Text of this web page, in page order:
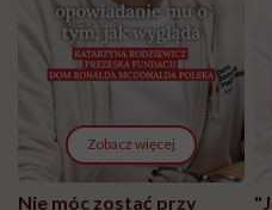
Zobacz więcej
Nie móc zostać przy